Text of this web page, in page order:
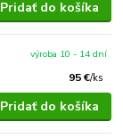
Pridať do košíka
95 €/ks
výroba 10 - 14 dní
Pridať do košíka